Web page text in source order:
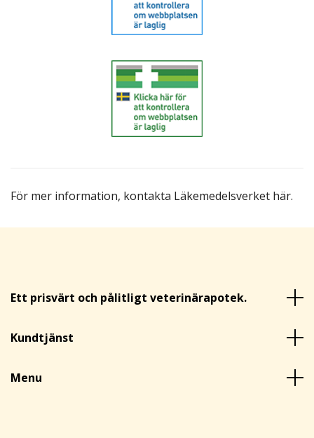
För mer information, kontakta Läkemedelsverket här.
Ett prisvärt och pålitligt veterinärapotek.
Kundtjänst
Menu